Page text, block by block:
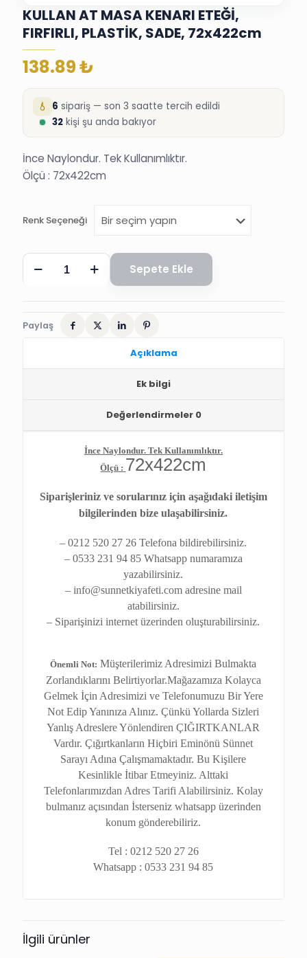
KULLAN AT MASA KENARI ETEĞİ,
FIRFIRLI, PLASTİK, SADE, 72x422cm
138.89₺
6 sipariş — son 3 saatte tercih edildi
32 kişi şu anda bakıyor
İnce Naylondur. Tek Kullanımlıktır.
Ölçü : 72x422cm
Renk Seçeneği
KULLAN
FIRFIRLI,
Sepete Ekle
Paylaş
Açıklama
Ek bilgi
Değerlendirmeler 0
İnce Naylondur. Tek Kullanımlıktır.
Ölçü : 72x422cm
Siparişleriniz ve sorularınız için aşağıdaki iletişim
bilgilerinden bize ulaşabilirsiniz.
– 0212 520 27 26 Telefona bildirebilirsiniz.
– 0533 231 94 85 Whatsapp numaramıza
yazabilirsiniz.
– info@sunnetkiyafeti.com adresine mail
atabilirsiniz.
– Siparişinizi internet üzerinden oluşturabilirsiniz.
Önemli Not: Müşterilerimiz Adresimizi Bulmakta
Zorlandıklarını Belirtiyorlar.Mağazamıza Kolayca
Gelmek İçin Adresimizi ve Telefonumuzu Bir Yere
Not Edip Yanınıza Alınız. Çünkü Yollarda Sizleri
Yanlış Adreslere Yönlendiren ÇIĞIRTKANLAR
Vardır. Çığırtkanların Hiçbiri Eminönü Sünnet
Sarayı Adına Çalışmamaktadır. Bu Kişilere
Kesinlikle İtibar Etmeyiniz. Alttaki
Telefonlarımızdan Adres Tarifi Alabilirsiniz. Kolay
bulmanız açısından İsterseniz whatsapp üzerinden
konum gönderebiliriz.
Tel : 0212 520 27 26
Whatsapp : 0533 231 94 85
İlgili ürünler